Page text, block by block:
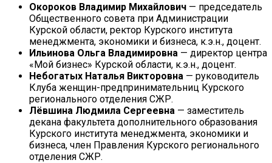
Окороков Владимир Михайлович — председатель
Общественного совета при Администрации
Курской области, ректор Курского института
менеджмента, экономики и бизнеса, к.э.н., доцент.
Ильинова Ольга Владимировна — директор центра
«Мой бизнес» Курской области, к.э.н., доцент.
Небогатых Наталья Викторовна — руководитель
Клуба женщин-предпринимательниц Курского
регионального отделения СЖР.
Лёвшина Людмила Сергеевна — заместитель
декана факультета дополнительного образования
Курского института менеджмента, экономики и
бизнеса, член Правления Курского регионального
отделения СЖР.